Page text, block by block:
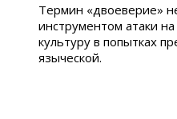
Термин «двоеверие»
инструментом атаки
культуру в попытках
языческой.